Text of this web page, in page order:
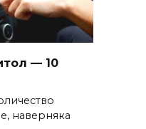
— 10
наверняка